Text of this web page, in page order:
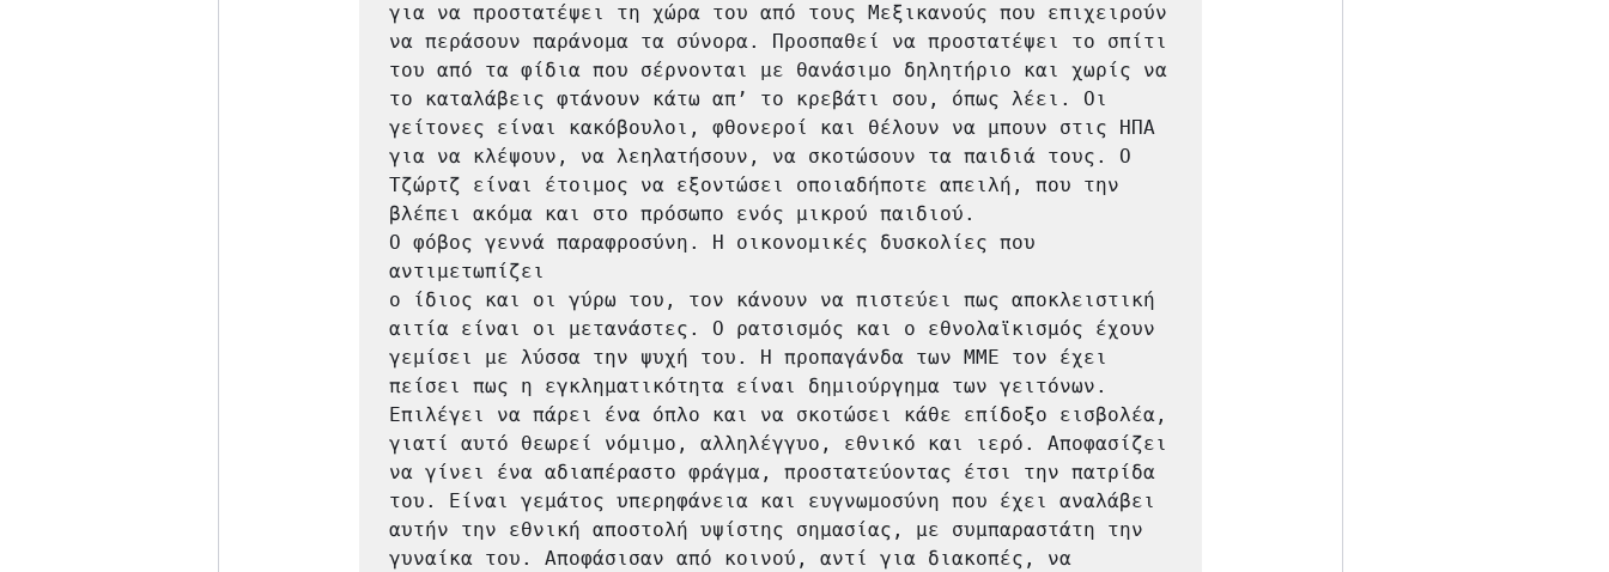
για να προστατέψει τη χώρα του από τους Μεξικανούς που επιχειρούν
να περάσουν παράνομα τα σύνορα. Προσπαθεί να προστατέψει το σπίτι
του από τα φίδια που σέρνονται με θανάσιμο δηλητήριο και χωρίς να
το καταλάβεις φτάνουν κάτω απ’ το κρεβάτι σου, όπως λέει. Οι
γείτονες είναι κακόβουλοι, φθονεροί και θέλουν να μπουν στις ΗΠΑ
για να κλέψουν, να λεηλατήσουν, να σκοτώσουν τα παιδιά τους. Ο
Τζώρτζ είναι έτοιμος να εξοντώσει οποιαδήποτε απειλή, που την
βλέπει ακόμα και στο πρόσωπο ενός μικρού παιδιού.
Ο φόβος γεννά παραφροσύνη. Η οικονομικές δυσκολίες που
αντιμετωπίζει
ο ίδιος και οι γύρω του, τον κάνουν να πιστεύει πως αποκλειστική
αιτία είναι οι μετανάστες. Ο ρατσισμός και ο εθνολαϊκισμός έχουν
γεμίσει με λύσσα την ψυχή του. Η προπαγάνδα των ΜΜΕ τον έχει
πείσει πως η εγκληματικότητα είναι δημιούργημα των γειτόνων.
Επιλέγει να πάρει ένα όπλο και να σκοτώσει κάθε επίδοξο εισβολέα,
γιατί αυτό θεωρεί νόμιμο, αλληλέγγυο, εθνικό και ιερό. Αποφασίζει
να γίνει ένα αδιαπέραστο φράγμα, προστατεύοντας έτσι την πατρίδα
του. Είναι γεμάτος υπερηφάνεια και ευγνωμοσύνη που έχει αναλάβει
αυτήν την εθνική αποστολή υψίστης σημασίας, με συμπαραστάτη την
γυναίκα του. Αποφάσισαν από κοινού, αντί για διακοπές, να